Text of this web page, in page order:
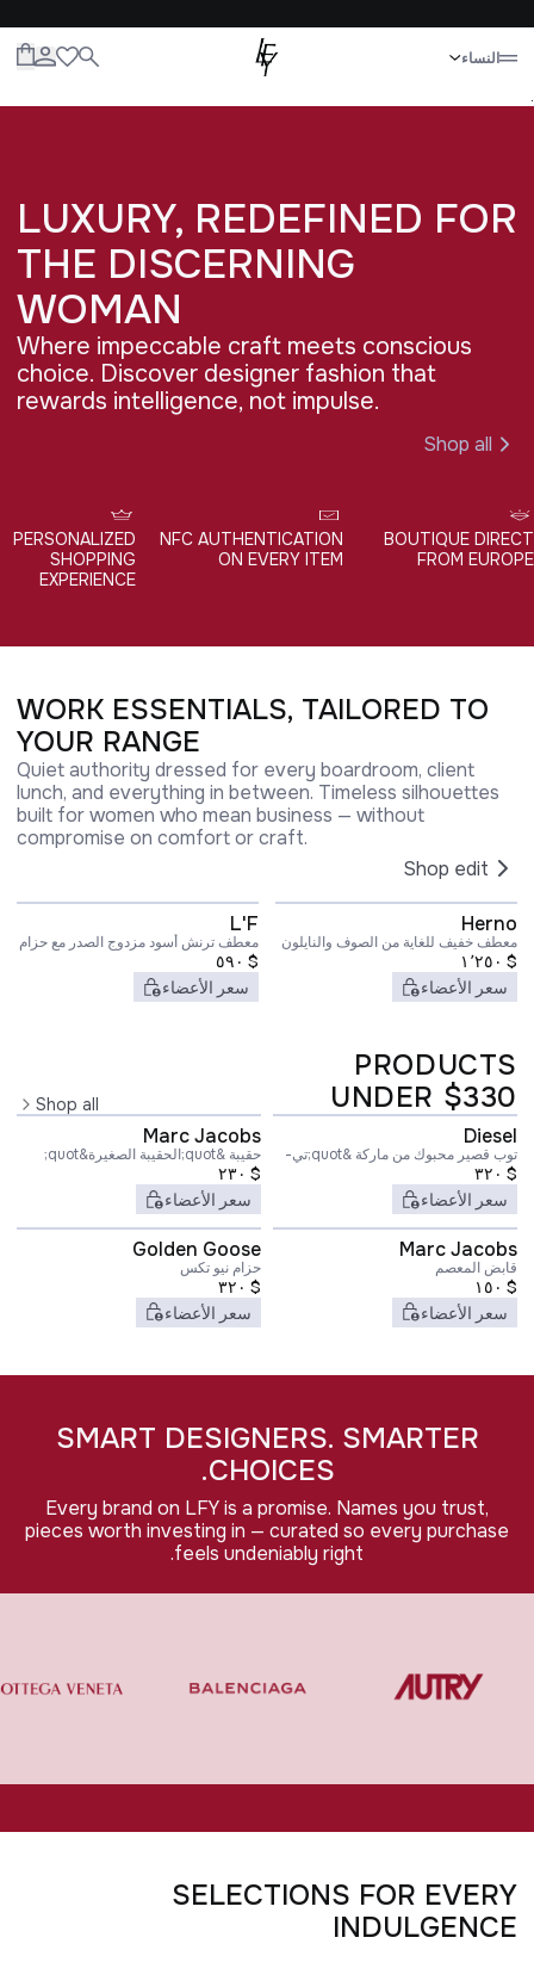
النساء
إغلاق
.
LUXURY, REDEFINED FOR
THE DISCERNING
WOMAN
Where impeccable craft meets conscious
choice. Discover designer fashion that
rewards intelligence, not impulse.
Shop all
BOUTIQUE DIRECT
FROM EUROPE
NFC AUTHENTICATION
ON EVERY ITEM
PERSONALIZED
SHOPPING
EXPERIENCE
WORK ESSENTIALS, TAILORED TO
YOUR RANGE
Quiet authority dressed for every boardroom, client
lunch, and everything in between. Timeless silhouettes
built for women who mean business — without
compromise on comfort or craft.
Shop edit
Herno
معطف خفيف للغاية من الصوف والنايلون
$ ١٬٢٥٠
سعر الأعضاء
L'F
معطف ترنش أسود مزدوج الصدر مع حزام
مطابق من قماش الكادي للنساء
$ ٥٩٠
سعر الأعضاء
PRODUCTS
UNDER $330
Shop all
Diesel
توب قصير محبوك من ماركة &quot;تي-
ويليت&quot;
$ ٣٢٠
سعر الأعضاء
Marc Jacobs
حقيبة &quot;الحقيبة الصغيرة&quot;
$ ٢٣٠
سعر الأعضاء
Marc Jacobs
قابض المعصم
$ ١٥٠
سعر الأعضاء
Golden Goose
حزام نيو تكس
$ ٣٢٠
سعر الأعضاء
SMART DESIGNERS. SMARTER
CHOICES.
Every brand on LFY is a promise. Names you trust,
pieces worth investing in — curated so every purchase
feels undeniably right.
SELECTIONS FOR EVERY
INDULGENCE
UNDER $330
UNDER $660
UNDER $880
UNDER $1,100